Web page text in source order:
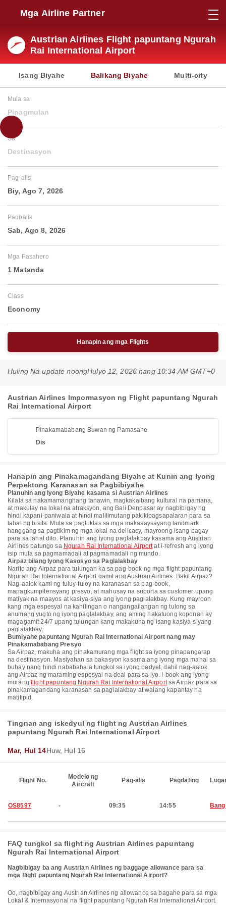
Mga Airline Partner
Austrian Airlines Flight papuntang Ngurah
Rai International Airport
Isang Biyahe Balikang Biyahe Multi-city
Mula sa
Pinagmulan
Sa
Destinasyon
Pag-alis
Biy, Ago 7, 2026
Pagbalik
Sab, Ago 8, 2026
Mga Pasahero
1 Matanda
Class
Economy
Hanapin ang mga Flights
Huling Na-update noongHulyo 12, 2026 nang 10:34 AM GMT+0
Austrian Airlines Impormasyon ng Flight papuntang Ngurah
Rai International Airport
Pinakamababang Buwan ng Pamasahe
Dis
Hanapin ang Pinakamagandang Biyahe at Kunin ang Iyong
Perpektong Karanasan sa Pagbibiyahe
Planuhin ang Iyong Biyahe kasama si Austrian Airlines
Kilala sa nakamamanghang tanawin, magkakaibang kultural na pamana,
at makulay na lokal na atraksyon, ang Bali Denpasar ay nagbibigay ng
hindi kapani-paniwala at hindi malilimutang pakikipagsapalaran para sa
lahat ng bisita. Mula sa pagtuklas sa mga makasaysayang landmark
hanggang sa pagtikim ng mga lokal na delicacy, mayroong isang bagay
para sa lahat dito. Planuhin ang iyong paglalakbay kasama ang Austrian
Airlines patungo sa Ngurah Rai International Airportat i-refresh ang iyong
isip mula sa pagmamadali at pagmamadali ng mundo.
Airpaz bilang Iyong Kasosyo sa Paglalakbay
Narito ang Airpaz para tulungan ka sa pag-book ng mga flight papuntang
Ngurah Rai International Airport gamit ang Austrian Airlines. Bakit Airpaz?
Nag-aalok kami ng tuluy-tuloy na karanasan sa pag-book,
mapagkumpitensyang presyo, at mahusay na suporta sa customer upang
matiyak na maayos at kasiya-siya ang iyong paglalakbay. Kung mayroon
kang mga espesyal na kahilingan o nangangailangan ng tulong sa
anumang yugto ng iyong paglalakbay, ang aming nakatuong koponan ay
magagamit 24/7 upang tulungan kang makakuha ng isang kasiya-siyang
paglalakbay.
Bumiyahe papuntang Ngurah Rai International Airport nang may
Pinakamababang Presyo
Sa Airpaz, makuha ang pinakamurang mga flight sa iyong pinapangarap
na destinasyon. Masiyahan sa bakasyon kasama ang iyong mga mahal sa
buhay nang hindi nababahala tungkol sa iyong badyet, dahil nag-aalok
ang Airpaz ng maraming espesyal na deal para sa iyo. I-book ang iyong
murang flight papuntang Ngurah Rai International Airportsa Airpaz para sa
pinakamagandang karanasan sa paglalakbay at walang kapantay na
matitipid.
Tingnan ang iskedyul ng flight ng Austrian Airlines
papuntang Ngurah Rai International Airport
Mar, Hul 14Huw, Hul 16
Flight No.
Modelo ng
Aircraft
Pag-alis Pagdating
OS8597 - 09:35 14:55
FAQ tungkol sa flight ng Austrian Airlines papuntang
Ngurah Rai International Airport
Nagbibigay ba ang Austrian Airlines ng baggage allowance para sa
mga flight papuntang Ngurah Rai International Airport?
Oo, nagbibigay ang Austrian Airlines ng allowance sa bagahe para sa mga
Lokal & Internasyonal na flight papuntang Ngurah Rai International Airport.